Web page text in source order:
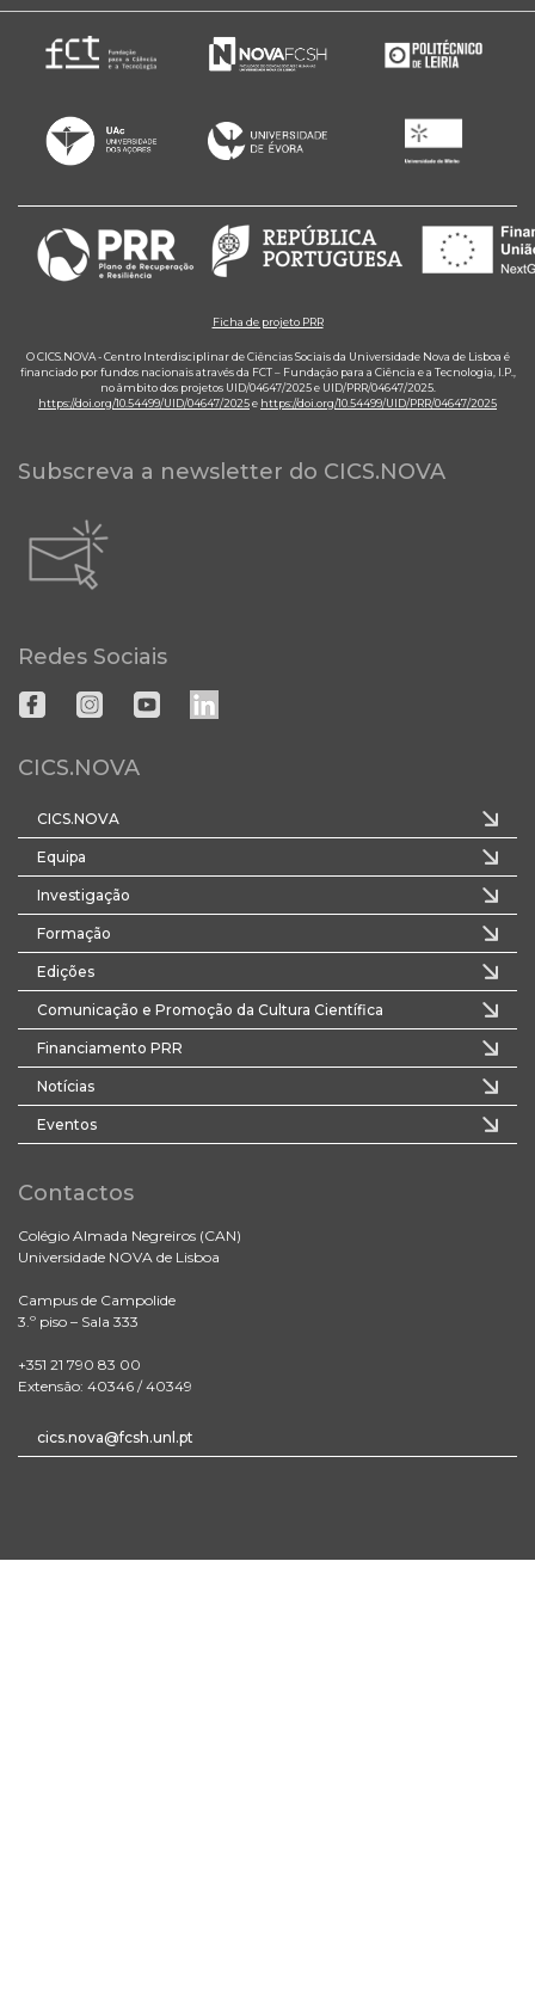
Ficha de projeto PRR
O CICS.NOVA - Centro Interdisciplinar de Ciências Sociais da Universidade Nova de Lisboa é
financiado por fundos nacionais através da FCT – Fundação para a Ciência e a Tecnologia, I.P.,
no âmbito dos projetos UID/04647/2025 e UID/PRR/04647/2025.
https://doi.org/10.54499/UID/04647/2025e https://doi.org/10.54499/UID/PRR/04647/2025
Subscreva a newsletter do CICS.NOVA
Redes Sociais
CICS.NOVA
CICS.NOVA
Equipa
Investigação
Formação
Edições
Comunicação e Promoção da Cultura Científica
Financiamento PRR
Notícias
Eventos
Contactos
Colégio Almada Negreiros (CAN)
Universidade NOVA de Lisboa
Campus de Campolide
3.º piso – Sala 333
+351 21 790 83 00
Extensão: 40346 / 40349
cics.nova@fcsh.unl.pt